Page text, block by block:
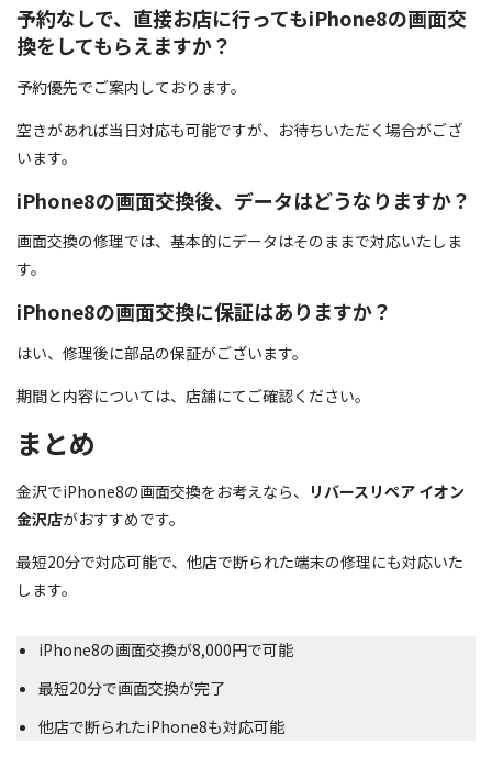
予約なしで、直接お店に行ってもiPhone8の画面交
換をしてもらえますか？
予約優先でご案内しております。
空きがあれば当日対応も可能ですが、お待ちいただく場合がござ
います。
iPhone8の画面交換後、データはどうなりますか？
画面交換の修理では、基本的にデータはそのままで対応いたしま
す。
iPhone8の画面交換に保証はありますか？
はい、修理後に部品の保証がございます。
期間と内容については、店舗にてご確認ください。
まとめ
金沢でiPhone8の画面交換をお考えなら、
リバースリペア イオン
金沢店がおすすめです。
最短20分で対応可能で、他店で断られた端末の修理にも対応いた
します。
iPhone8の画面交換が8,000円で可能
最短20分で画面交換が完了
他店で断られたiPhone8も対応可能